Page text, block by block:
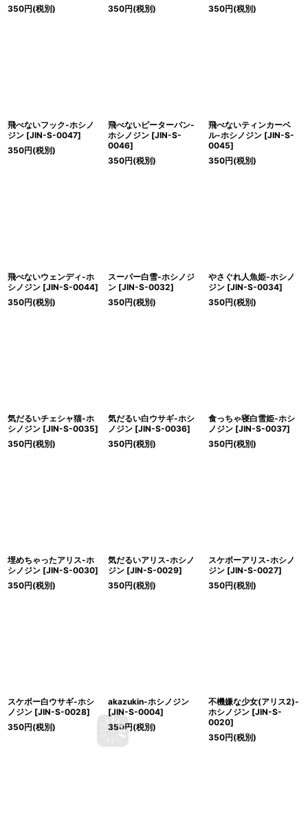
350円(税別)
350円(税別)
350円(税別)
飛べないフック-ホシノ
ジン [JIN-S-0047]
350円(税別)
飛べないピーターパン-
ホシノジン [JIN-S-
0046]
350円(税別)
飛べないティンカーベ
ル-ホシノジン [JIN-S-
0045]
350円(税別)
飛べないウェンディ-ホ
シノジン [JIN-S-0044]
350円(税別)
スーパー白雪-ホシノジ
ン [JIN-S-0032]
350円(税別)
やさぐれ人魚姫-ホシノ
ジン [JIN-S-0034]
350円(税別)
気だるいチェシャ猫-ホ
シノジン [JIN-S-0035]
350円(税別)
気だるい白ウサギ-ホシ
ノジン [JIN-S-0036]
350円(税別)
食っちゃ寝白雪姫-ホシ
ノジン [JIN-S-0037]
350円(税別)
埋めちゃったアリス-ホ
シノジン [JIN-S-0030]
350円(税別)
気だるいアリス-ホシノ
ジン [JIN-S-0029]
350円(税別)
スケボーアリス-ホシノ
ジン [JIN-S-0027]
350円(税別)
スケボー白ウサギ-ホシ
ノジン [JIN-S-0028]
350円(税別)
akazukin-ホシノジン
[JIN-S-0004]
350円(税別)
不機嫌な少女(アリス2)-
ホシノジン [JIN-S-
0020]
350円(税別)